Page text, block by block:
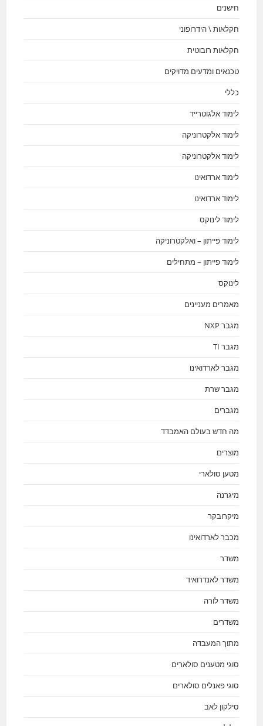
חישנים
חקלאות \ הידרופוני
חקלאות רובוטית
טכנאים ומדעים מדויקים
כללי
לימוד אלגוטרייד
לימוד אלקטרוניקה
לימוד אלקטרוניקה
לימוד ארדואינו
לימוד ארדואינו
לימוד לינוקס
לימוד פייתון – ואלקטרוניקה
לימוד פייתון – מתחילים
לינוקס
מאמרים מעניינים
מגבר NXP
מגבר TI
מגבר לארדואינו
מגבר שרת
מגברים
מה חדש בעולם האמבדד
מוצרים
מטען סולארי
מיגרנה
מיקרובקר
מכבר לארדואינו
משדר
משדר לאנדרואיד
משדר לורה
משדרים
מתוך המעבדה
סוגי מטענים סולארים
סוגי פאנלים סולארים
סילקון לאב